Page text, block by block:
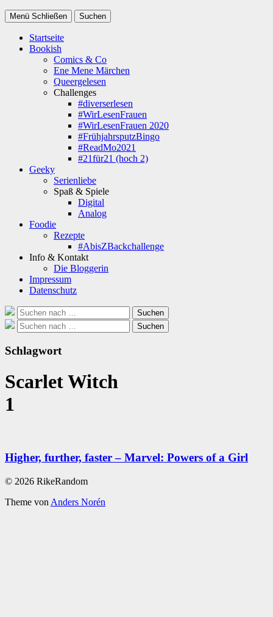
Menü Schließen Suchen
Startseite
Bookish
Comics & Co
Ene Mene Märchen
Queergelesen
Challenges
#diverserlesen
#WirLesenFrauen
#WirLesenFrauen 2020
#FrühjahrsputzBingo
#ReadMo2021
#21für21 (hoch 2)
Geeky
Serienliebe
Spaß & Spiele
Digital
Analog
Foodie
Rezepte
#AbisZBackchallenge
Info & Kontakt
Die Bloggerin
Impressum
Datenschutz
Suche
nach:
Suchen
Suche
nach:
Suchen
Schlagwort
Scarlet Witch
1
Higher, further, faster – Marvel: Powers of a Girl
© 2026 RikeRandom
Theme von Anders Norén